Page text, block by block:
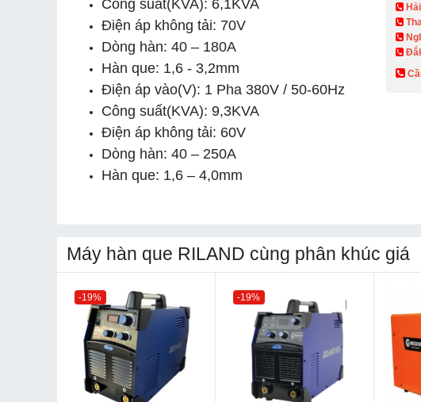
Công suất(KVA): 6,1KVA
Điện áp không tải: 70V
Dòng hàn: 40 – 180A
Hàn que: 1,6 - 3,2mm
Điện áp vào(V): 1 Pha 380V / 50-60Hz
Công suất(KVA): 9,3KVA
Điện áp không tải: 60V
Dòng hàn: 40 – 250A
Hàn que: 1,6 – 4,0mm
Máy hàn que RILAND cùng phân khúc giá
-19% -19%